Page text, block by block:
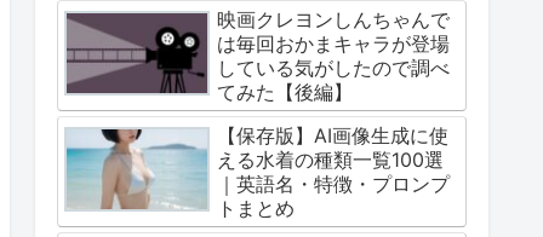
映画クレヨンしんちゃんで
は毎回おかまキャラが登場
している気がしたので調べ
てみた【後編】
【保存版】AI画像生成に使
える水着の種類一覧100選
｜英語名・特徴・プロンプ
トまとめ